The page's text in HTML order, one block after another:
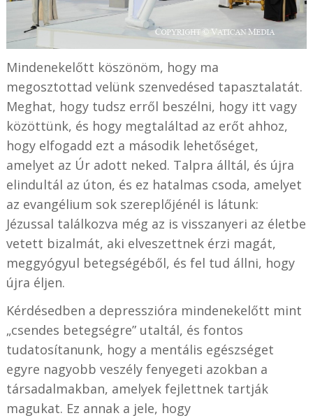
Mindenekelőtt köszönöm, hogy ma
megosztottad velünk szenvedésed tapasztalatát.
Meghat, hogy tudsz erről beszélni, hogy itt vagy
közöttünk, és hogy megtaláltad az erőt ahhoz,
hogy elfogadd ezt a második lehetőséget,
amelyet az Úr adott neked. Talpra álltál, és újra
elindultál az úton, és ez hatalmas csoda, amelyet
az evangélium sok szereplőjénél is látunk:
Jézussal találkozva még az is visszanyeri az életbe
vetett bizalmát, aki elveszettnek érzi magát,
meggyógyul betegségéből, és fel tud állni, hogy
újra éljen.
Kérdésedben a depresszióra mindenekelőtt mint
„csendes betegségre” utaltál, és fontos
tudatosítanunk, hogy a mentális egészséget
egyre nagyobb veszély fenyegeti azokban a
társadalmakban, amelyek fejlettnek tartják
magukat. Ez annak a jele, hogy